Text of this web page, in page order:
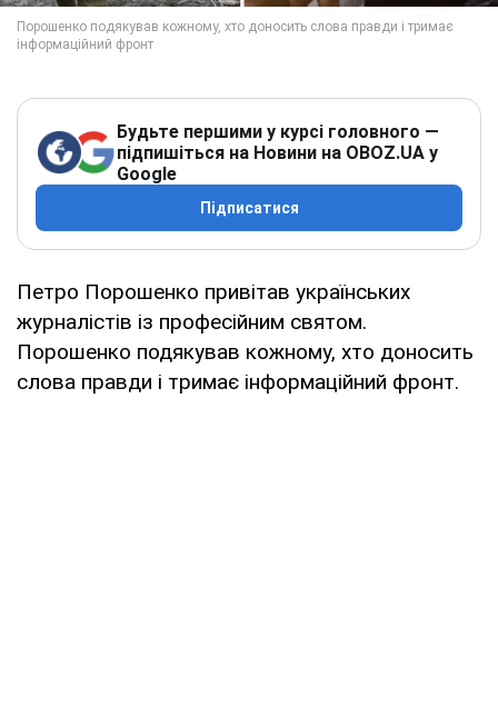
Будьте першими у курсі головного —
підпишіться на Новини на OBOZ.UA у
Google
Підписатися
Петро Порошенко привітав українських
журналістів із професійним святом.
Порошенко подякував кожному, хто доносить
слова правди і тримає інформаційний фронт.